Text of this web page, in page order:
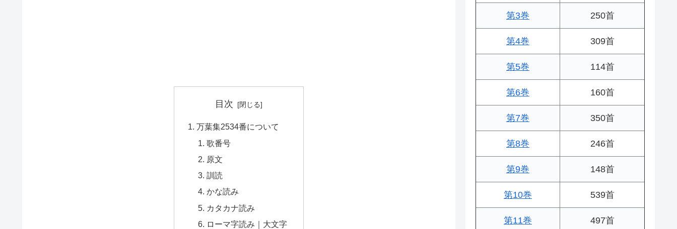
目次
万葉集2534番について
歌番号
原文
訓読
かな読み
カタカナ読み
ローマ字読み｜大文字
第3巻 250首
第4巻 309首
第5巻 114首
第6巻 160首
第7巻 350首
第8巻 246首
第9巻 148首
第10巻 539首
第11巻 497首